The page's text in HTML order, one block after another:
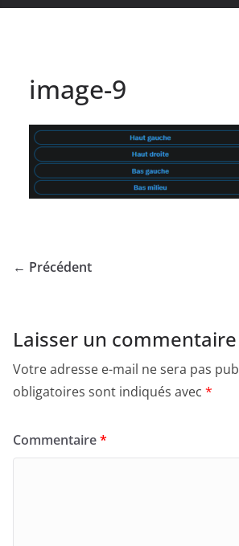
image-9
← Précédent
Laisser un commentaire
Votre adresse e-mail ne sera pas
obligatoires sont indiqués avec *
Commentaire*